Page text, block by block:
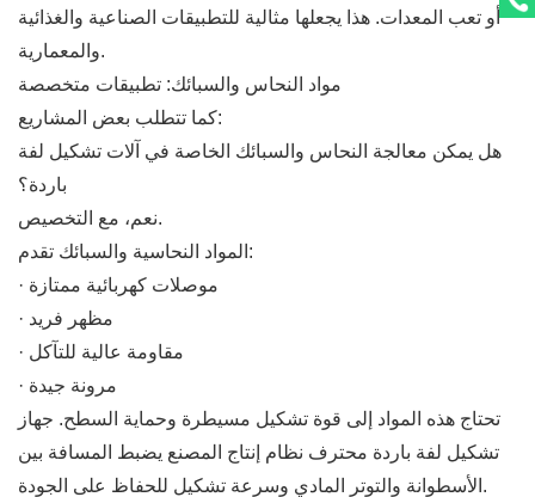
أو تعب المعدات. هذا يجعلها مثالية للتطبيقات الصناعية والغذائية
والمعمارية.
مواد النحاس والسبائك: تطبيقات متخصصة
كما تتطلب بعض المشاريع:
هل يمكن معالجة النحاس والسبائك الخاصة في آلات تشكيل لفة
باردة؟
نعم، مع التخصيص.
المواد النحاسية والسبائك تقدم:
· موصلات كهربائية ممتازة
· مظهر فريد
· مقاومة عالية للتآكل
· مرونة جيدة
تحتاج هذه المواد إلى قوة تشكيل مسيطرة وحماية السطح. جهاز
تشكيل لفة باردة محترف نظام إنتاج المصنع يضبط المسافة بين
الأسطوانة والتوتر المادي وسرعة تشكيل للحفاظ على الجودة.